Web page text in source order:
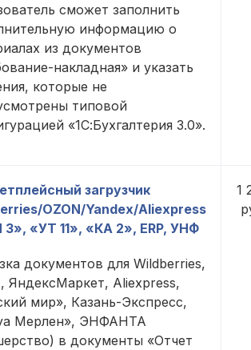
сможет заполнить
информацию о
из документов
накладная» и указать
которые не
типовой
«1С:Бухгалтерия 3.0».
загрузчик
OZON/Yandex/Aliexpress
3», «УТ 11», «КА 2», ERP, УНФ
документов для Wildberries,
ЯндексМаркет, Aliexpress,
мир», Казань-Экспресс,
Мерлен», ЭНФАНТА
в документы «Отчет
1